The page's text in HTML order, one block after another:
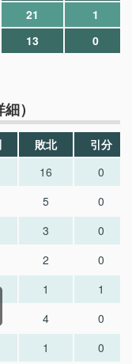
21
1
13 0
）
敗北
引分
16
0
5
0
3
0
2
0
1
1
4
0
1
0